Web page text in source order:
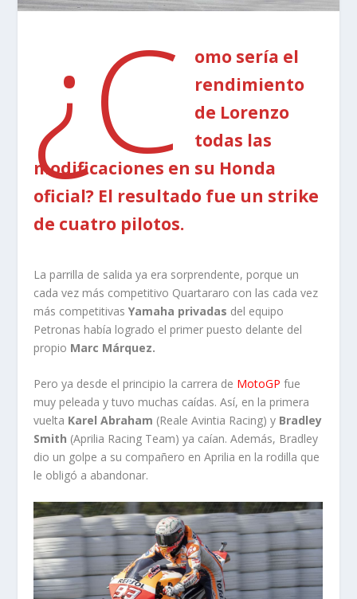
¿C
omo sería el
rendimiento
de Lorenzo
todas las
modificaciones en su Honda
oficial? El resultado fue un strike
de cuatro pilotos.
La parrilla de salida ya era sorprendente, porque un
cada vez más competitivo Quartararo con las cada vez
más competitivasYamaha privadas del equipo
Petronas había logrado el primer puesto delante del
propio Marc Márquez.
Pero ya desde el principio la carrera de MotoGP fue
muy peleada y tuvo muchas caídas. Así, en la primera
vuelta Karel Abraham (Reale Avintia Racing) y Bradley
Smith (Aprilia Racing Team) ya caían. Además, Bradley
dio un golpe a su compañero en Aprilia en la rodilla que
le obligó a abandonar.